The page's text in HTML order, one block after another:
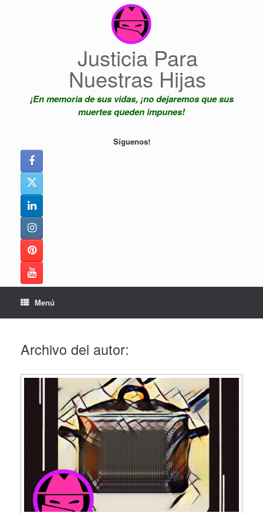
Justicia Para
Nuestras Hijas
¡En memoria de sus vidas, ¡no dejaremos que sus
muertes queden impunes!
Síguenos!
Menú
Archivo del autor: